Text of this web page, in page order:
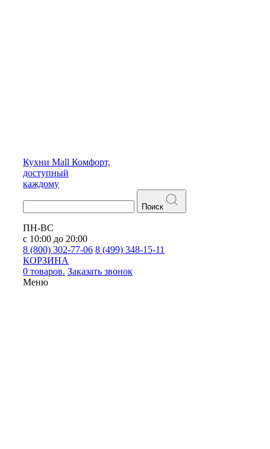
Кухни Mall Комфорт,
доступный
каждому
Поиск
ПН-ВС
с 10:00 до 20:00
8 (800) 302-77-06 8 (499) 348-15-11
КОРЗИНА
0 товаров. Заказать звонок
Меню